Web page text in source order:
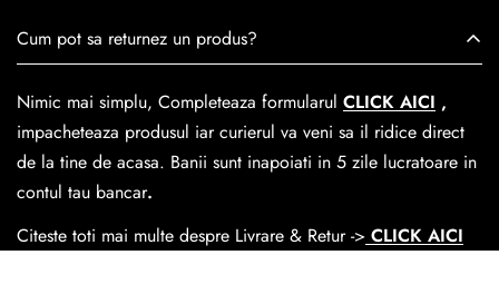
trecerea timpului.
medie livrarea dureaza 1-2 zilelucratoare prin
Easybox-ul Emag.
Cosul de livrareeste 15 lei pentru o comanda mai mica de
390 lei si Gratuit pentru o comanda de peste 390 lei.
Cum pot sa returnez un produs?
Nimic mai simplu, Completeaza formularul CLICK AICI ,
impacheteaza produsul iar curierul va veni sa il ridice direct
de la tine de acasa. Banii sunt inapoiati in 5 zile lucratoare in
contul tau bancar.
Citeste toti mai multe despre Livrare & Retur -> CLICK AICI